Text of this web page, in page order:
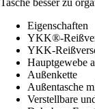
Tasche besser zu
Eigenschaften
YKK®-
YKK-
Hauptgewebe
Außenkette
Außentasche
Verstellbare